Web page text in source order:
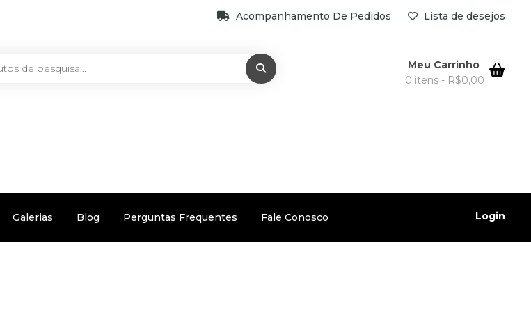
Acompanhamento De Pedidos Lista de desejos
Meu Carrinho
0 itens - R$0,00
Galerias Blog Perguntas Frequentes Fale Conosco Login